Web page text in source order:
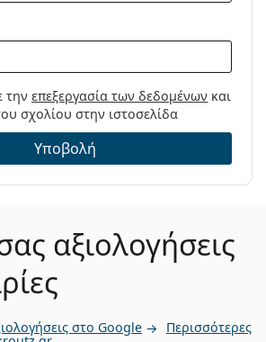
τηνεπεξεργασία των δεδομένων και
σχολίου στην ιστοσελίδα
Υποβολή
αξιολογήσεις
στο Google Περισσότερες